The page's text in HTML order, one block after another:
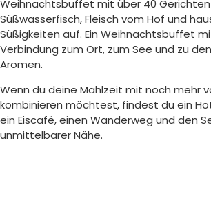
Weihnachtsbuffet mit über 40
Süßwasserfisch, Fleisch vom Hof und
Süßigkeiten auf. Ein Weihnachtsbuffet
Verbindung zum Ort, zum See und zu
Aromen.
Wenn du deine Mahlzeit mit noch mehr
kombinieren möchtest, findest du ein
ein Eiscafé, einen Wanderweg und den
unmittelbarer Nähe.